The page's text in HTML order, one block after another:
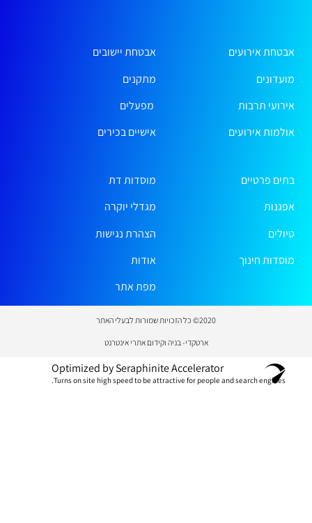
אבטחת אירועים
מועדונים
אירועי תרבות
אולמות אירועים
אבטחת יישובים
מתקנים
מפעלים
אישיים בכירים
בתים פרטיים
אפגנות
טיולים
מוסדות חינוך
מוסדות דת
מגדלי יוקרה
הצהרת נגישות
אודות
מפת אתר
2020© כל הזכויות שמורות לבעלי האתר
ארטקדי- בניה וקידום אתרי אינטרנט
Optimized by Seraphinite Accelerator
Turns on site high speed to be attractive for people and search engines.